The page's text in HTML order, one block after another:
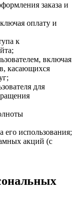
заказа и
оплату и
к
включая
касающихся
для
его использования;
акций (с